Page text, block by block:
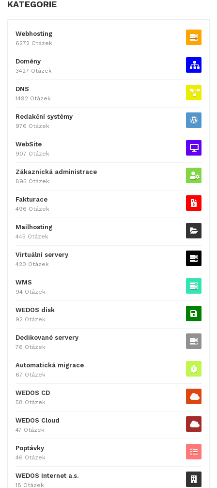
KATEGORIE
Webhosting
6272 Otázek
Domény
3427 Otázek
DNS
1492 Otázek
Redakční systémy
976 Otázek
WebSite
907 Otázek
Zákaznická administrace
895 Otázek
Fakturace
496 Otázek
Mailhosting
445 Otázek
Virtuální servery
420 Otázek
WMS
94 Otázek
WEDOS disk
92 Otázek
Dedikované servery
76 Otázek
Automatická migrace
67 Otázek
WEDOS CD
58 Otázek
WEDOS Cloud
47 Otázek
Poptávky
46 Otázek
WEDOS Internet a.s.
18 Otázek